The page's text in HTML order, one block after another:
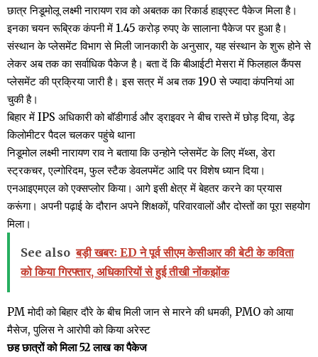
छात्र निडूमोलू लक्ष्मी नारायण राव को अबतक का रिकार्ड हाइएस्ट पैकेज मिला है।
इनका चयन रूब्रिक कंपनी में 1.45 करोड़ रुपए के सालाना पैकेज पर हुआ है।
संस्थान के प्लेसमेंट विभाग से मिली जानकारी के अनुसार, यह संस्थान के शुरू होने से
लेकर अब तक का सर्वाधिक पैकेज है। बता दें कि बीआईटी मेसरा में फिलहाल कैंपस
प्लेसमेंट की प्रक्रिया जारी है। इस सत्र में अब तक 190 से ज्यादा कंपनियां आ
चुकी है।
बिहार में IPS अधिकारी को बॉडीगार्ड और ड्राइवर ने बीच रास्ते में छोड़ दिया, डेढ़
किलोमीटर पैदल चलकर पहुंचे थाना
निडूमोल लक्ष्मी नारायण राव ने बताया कि उन्होने प्लेसमेंट के लिए मॅथ्स, डेरा
स्ट्रकचर, एल्गोरिदम, फुल स्टैक डेवलपमेंट आदि पर विशेष ध्यान दिया।
एनआइएमएल को एक्सप्लोर किया। आगे इसी क्षेत्र में बेहतर करने का प्रयास
करूंगा। अपनी पढ़ाई के दौरान अपने शिक्षकों, परिवारवालों और दोस्तों का पूरा सहयोग
मिला।
See also बड़ी खबरः ED ने पूर्व सीएम केसीआर की बेटी के कविता
को किया गिरफ्तार, अधिकारियों से हुई तीखी नोंकझोंक
PM मोदी को बिहार दौरे के बीच मिली जान से मारने की धमकी, PMO को आया
मैसेज, पुलिस ने आरोपी को किया अरेस्ट
छह छात्रों को मिला 52 लाख का पैकेज